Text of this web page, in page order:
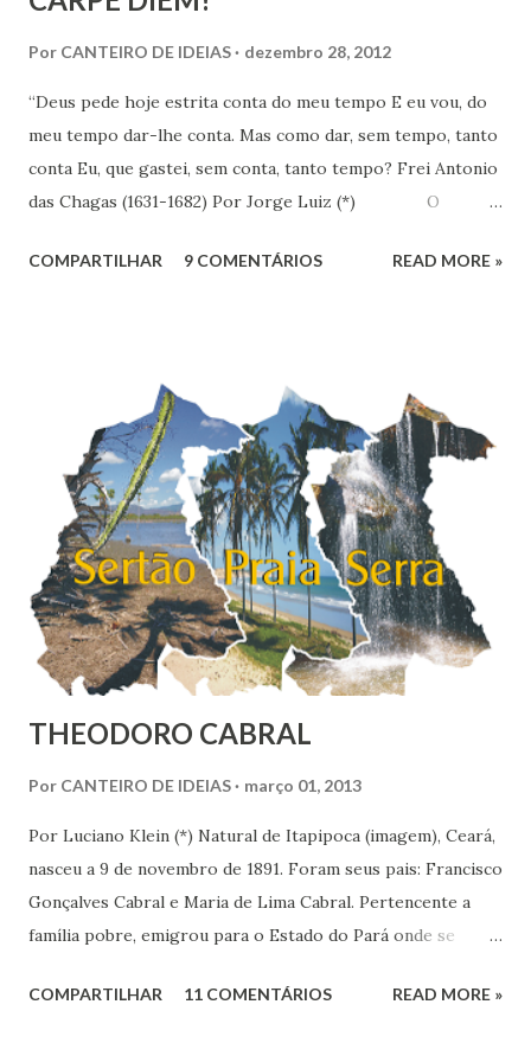
Por CANTEIRO DE IDEIAS dezembro 28, 2012
“Deus pede hoje estrita conta do meu tempo E eu vou, do
meu tempo dar-lhe conta. Mas como dar, sem tempo, tanto
conta Eu, que gastei, sem conta, tanto tempo? Frei Antonio
das Chagas (1631-1682) Por Jorge Luiz (*) O
no dia 18 último, resultado de pesquisa que revela que em
uma felicidade média de 6,8 no Brasil em 2010. O
Nordeste é a região mais feliz do Brasil, com nota média de
7,38. Se fosse considerado um país, nós nordestinos
ficaríamos em 9º na classificação global, entre belgas e
finlandeses. Apesar de ser considerada a região mais rica
do Brasil, o Sudoeste foi con...
COMPARTILHAR 9 COMENTÁRIOS READ MORE »
THEODORO CABRAL
Por CANTEIRO DE IDEIAS março 01, 2013
Por Luciano Klein (*) Natural de Itapipoca (imagem), Ceará,
nasceu a 9 de novembro de 1891. Foram seus pais: Francisco
Gonçalves Cabral e Maria de Lima Cabral. Pertencente a
família pobre, emigrou para o Estado do Pará onde se
nos estudos, adquiriu conhecimentos gerais, notadamente
COMPARTILHAR 11 COMENTÁRIOS READ MORE »